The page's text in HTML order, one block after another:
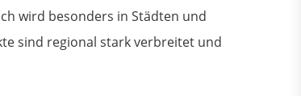
wird besonders in Städten und
sind regional stark verbreitet und